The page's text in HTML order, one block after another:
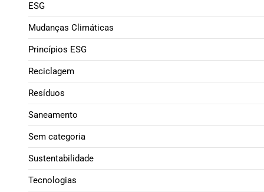
ESG
Mudanças Climáticas
Princípios ESG
Reciclagem
Resíduos
Saneamento
Sem categoria
Sustentabilidade
Tecnologias